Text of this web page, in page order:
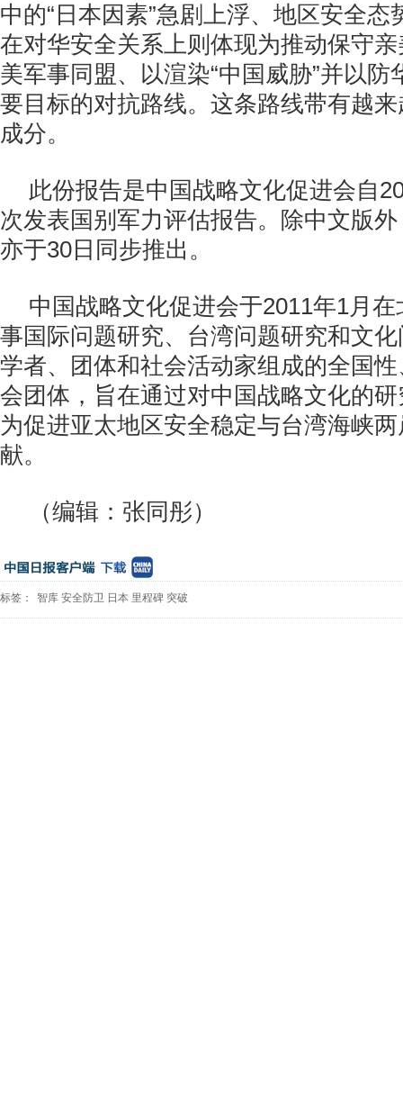
中的“日本因素”急剧上浮、地区安全态
在对华安全关系上则体现为推动保守
美军事同盟、以渲染“中国威胁”并以防
要目标的对抗路线。这条路线带有越
成分。
此份报告是中国战略文化促进会自
次发表国别军力评估报告。除中文版
亦于30日同步推出。
中国战略文化促进会于2011年1月
事国际问题研究、台湾问题研究和文
学者、团体和社会活动家组成的全国
会团体，旨在通过对中国战略文化的
为促进亚太地区安全稳定与台湾海峡
献。
（编辑：张同彤）
标签： 智库 安全防卫 日本 里程碑 突破